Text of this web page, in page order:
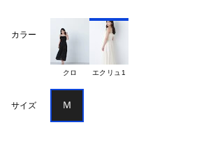
カラー
クロ エクリュ1
サイズ Ｍ